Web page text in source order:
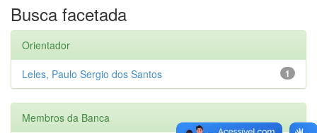
Busca facetada
Orientador
1
Leles, Paulo Sergio dos Santos
Membros da Banca